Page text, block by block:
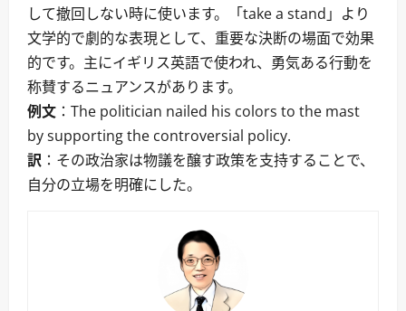
して撤回しない時に使います。「take a stand」より
文学的で劇的な表現として、重要な決断の場面で効果
的です。主にイギリス英語で使われ、勇気ある行動を
称賛するニュアンスがあります。
例文 ：The politician nailed his colors to the mast
by supporting the controversial policy.
訳 ：その政治家は物議を醸す政策を支持することで、
自分の立場を明確にした。